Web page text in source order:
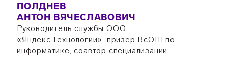
ПОЛДНЕВ
АНТОН ВЯЧЕСЛАВОВИЧ
Руководитель службы ООО
«Яндекс.Технологии», призер ВсОШ по
информатике, соавтор специализации